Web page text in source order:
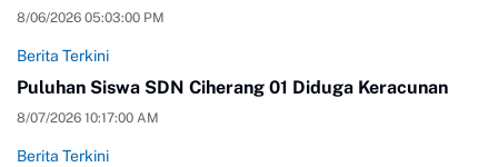
8/06/2026 05:03:00 PM
Berita Terkini
Puluhan Siswa SDN Ciherang 01 Diduga Keracunan
8/07/2026 10:17:00 AM
Berita Terkini